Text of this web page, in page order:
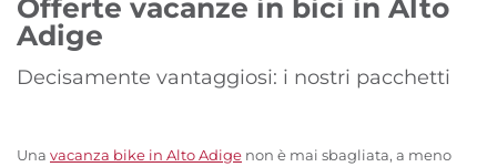
Offerte vacanze in bici in Alto
Adige
Decisamente vantaggiosi: i nostri pacchetti
Una vacanza bike in Alto Adige non è mai sbagliata, a meno